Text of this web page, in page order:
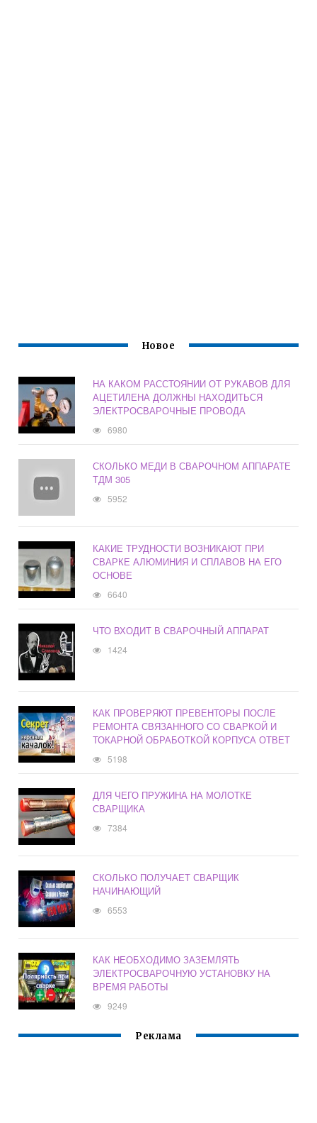
Новое
НА КАКОМ РАССТОЯНИИ ОТ РУКАВОВ ДЛЯ
АЦЕТИЛЕНА ДОЛЖНЫ НАХОДИТЬСЯ
ЭЛЕКТРОСВАРОЧНЫЕ ПРОВОДА
6980
СКОЛЬКО МЕДИ В СВАРОЧНОМ АППАРАТЕ
ТДМ 305
5952
КАКИЕ ТРУДНОСТИ ВОЗНИКАЮТ ПРИ
СВАРКЕ АЛЮМИНИЯ И СПЛАВОВ НА ЕГО
ОСНОВЕ
6640
ЧТО ВХОДИТ В СВАРОЧНЫЙ АППАРАТ
1424
КАК ПРОВЕРЯЮТ ПРЕВЕНТОРЫ ПОСЛЕ
РЕМОНТА СВЯЗАННОГО СО СВАРКОЙ И
ТОКАРНОЙ ОБРАБОТКОЙ КОРПУСА ОТВЕТ
5198
ДЛЯ ЧЕГО ПРУЖИНА НА МОЛОТКЕ
СВАРЩИКА
7384
СКОЛЬКО ПОЛУЧАЕТ СВАРЩИК
НАЧИНАЮЩИЙ
6553
КАК НЕОБХОДИМО ЗАЗЕМЛЯТЬ
ЭЛЕКТРОСВАРОЧНУЮ УСТАНОВКУ НА
ВРЕМЯ РАБОТЫ
9249
Реклама